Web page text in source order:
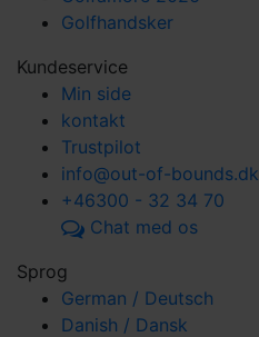
Golfhandsker
Kundeservice
Min side
kontakt
Trustpilot
info@out-of-bounds.dk
+46300 - 32 34 70
Chat med os
Sprog
German / Deutsch
Danish / Dansk